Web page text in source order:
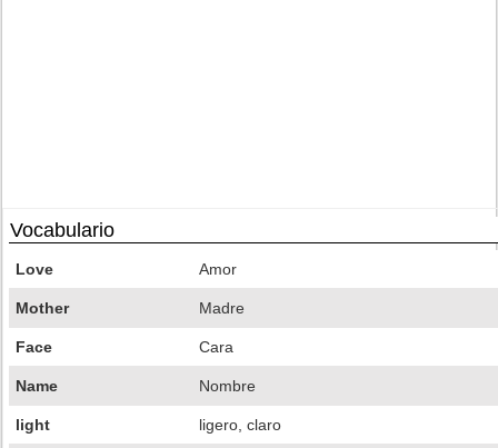
Vocabulario
Love Amor
Mother Madre
Face Cara
Name Nombre
light ligero, claro